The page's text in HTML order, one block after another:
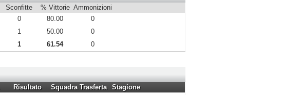
Sconfitte % Vittorie Ammonizioni
0 80.00
0
1 50.00
0
1 61.54 0
Risultato Squadra Trasferta
Stagione